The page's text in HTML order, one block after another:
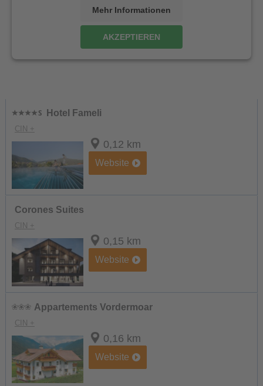
Mehr Informationen
AKZEPTIEREN
Hotel Fameli
CIN +
0,12 km
Website
Corones Suites
CIN +
0,15 km
Website
Appartements Vordermoar
CIN +
0,16 km
Website